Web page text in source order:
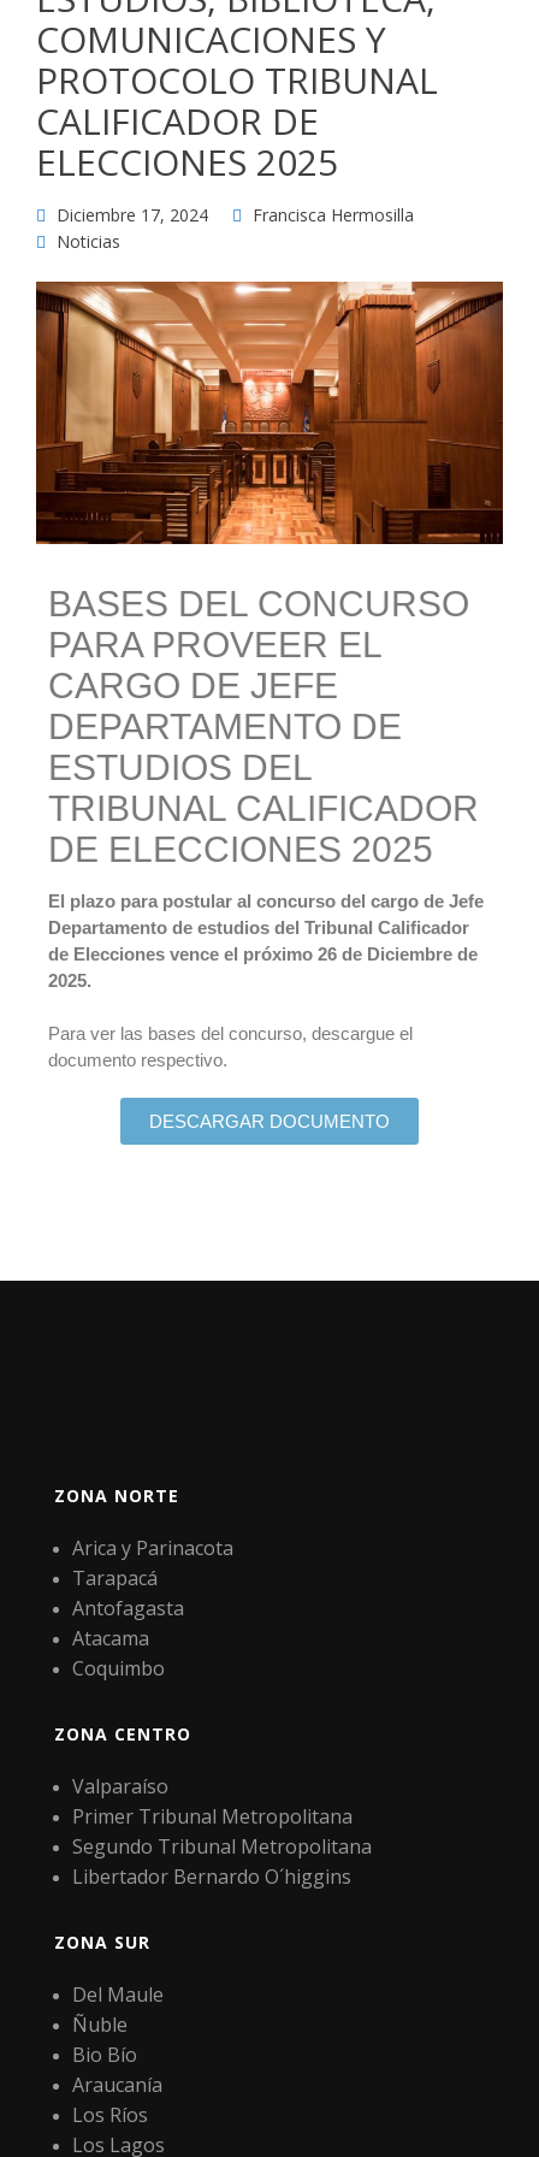
COMUNICACIONES Y
PROTOCOLO TRIBUNAL
CALIFICADOR DE
ELECCIONES 2025
Diciembre 17, 2024
Francisca Hermosilla
Noticias
BASES DEL CONCURSO
PARA PROVEER EL
CARGO DE JEFE
DEPARTAMENTO DE
ESTUDIOS DEL
TRIBUNAL CALIFICADOR
DE ELECCIONES 2025
El plazo para postular al concurso del cargo de Jefe
Departamento de estudios del Tribunal Calificador
de Elecciones vence el próximo 26 de Diciembre de
2025.
Para ver las bases del concurso, descargue el
documento respectivo.
DESCARGAR DOCUMENTO
ZONA NORTE
Arica y Parinacota
Tarapacá
Antofagasta
Atacama
Coquimbo
ZONA CENTRO
Valparaíso
Primer Tribunal Metropolitana
Segundo Tribunal Metropolitana
Libertador Bernardo O´higgins
ZONA SUR
Del Maule
Ñuble
Bio Bío
Araucanía
Los Ríos
Los Lagos